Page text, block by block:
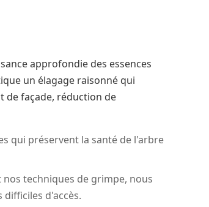
approfondie des essences
un élagage raisonné qui
de façade, réduction de
qui préservent la santé de l'arbre
techniques de grimpe, nous
difficiles d'accès.